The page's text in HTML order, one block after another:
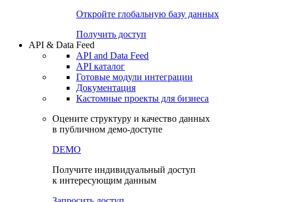
Откройте глобальную базу данных
Получить доступ
API & Data Feed
API and Data Feed
API каталог
Готовые модули интеграции
Документация
Кастомные проекты для бизнеса
Оцените структуру и качество данных
в публичном демо-доступе
DEMO
Получите индивидуальный доступ
к интересующим данным